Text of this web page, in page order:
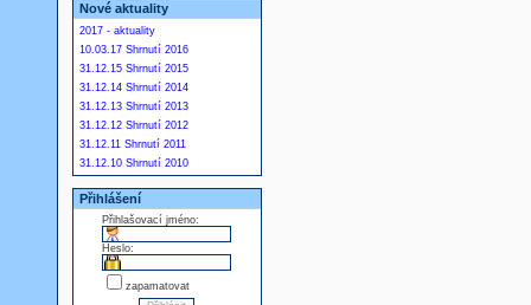
Nové aktuality
2017 - aktuality
10.03.17 Shrnutí 2016
31.12.15 Shrnutí 2015
31.12.14 Shrnutí 2014
31.12.13 Shrnutí 2013
31.12.12 Shrnutí 2012
31.12.11 Shrnutí 2011
31.12.10 Shrnutí 2010
Přihlášení
Přihlašovací jméno:
Heslo:
zapamatovat